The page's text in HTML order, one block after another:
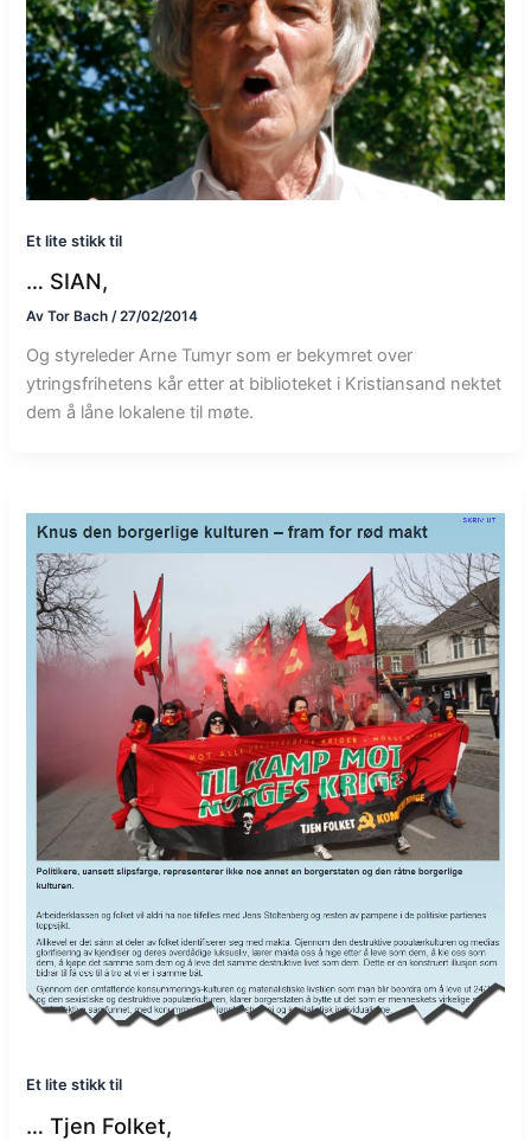
Et lite stikk til
… SIAN,
Av Tor Bach/27/02/2014
Og styreleder Arne Tumyr som er bekymret over
ytringsfrihetens kår etter at biblioteket i Kristiansand nektet
dem å låne lokalene til møte.
Et lite stikk til
… Tjen Folket,